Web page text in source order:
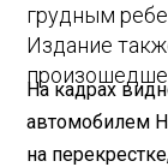
грудным
Издание
На кадрах
автомобилем
на